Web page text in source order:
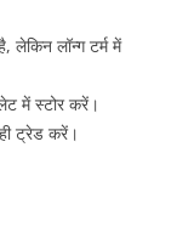
लेकिन लॉन्ग टर्म में
में स्टोर करें।
ट्रेड करें।